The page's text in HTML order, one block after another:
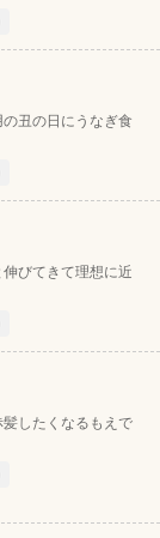
丑の日にうなぎ食
びてきて理想に近
したくなるもえで